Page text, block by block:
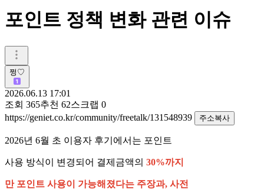
포인트 정책 변화 관련 이슈
쩡♡
2026.06.13 17:01
조회 365추천 62스크랩 0
https://geniet.co.kr/community/freetalk/131548939
주소복사
2026년 6월 초 이용자 후기에서는 포인트
사용 방식이 변경되어 결제금액의 30%까지
만 포인트 사용이 가능해졌다는 주장과, 사전